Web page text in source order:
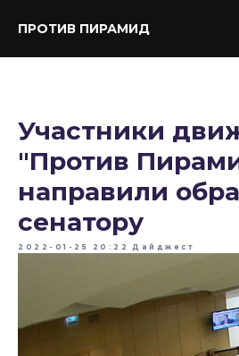
ПРОТИВ ПИРАМИД
Участники
"Против
направили
сенатору
2022-01-25 20:22 Дайджест